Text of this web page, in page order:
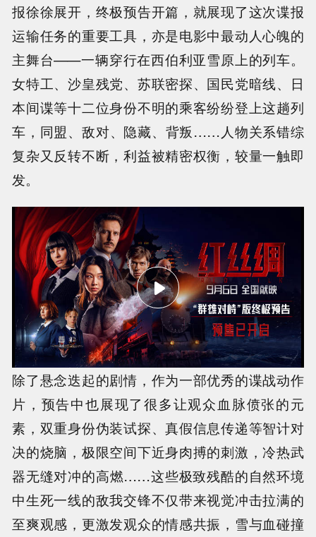
报徐徐展开，终极预告开篇，就展现了这次谍报
运输任务的重要工具，亦是电影中最动人心魄的
主舞台——一辆穿行在西伯利亚雪原上的列车。
女特工、沙皇残党、苏联密探、国民党暗线、日
本间谍等十二位身份不明的乘客纷纷登上这趟列
车，同盟、敌对、隐藏、背叛……人物关系错综
复杂又反转不断，利益被精密权衡，较量一触即
发。
除了悬念迭起的剧情，作为一部优秀的谍战动作
片，预告中也展现了很多让观众血脉偾张的元
素，双重身份伪装试探、真假信息传递等智计对
决的烧脑，极限空间下近身肉搏的刺激，冷热武
器无缝对冲的高燃……这些极致残酷的自然环境
中生死一线的敌我交锋不仅带来视觉冲击拉满的
至爽观感，更激发观众的情感共振，雪与血碰撞